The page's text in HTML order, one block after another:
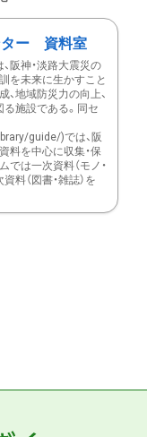
ター 資料室
阪神・淡路大震災の
を未来に生かすこと
、地域防災力の向上、
施設である。同セ
guide/)では、阪
料を中心に収集・保
では一次資料（モノ・
資料（図書・雑誌）を